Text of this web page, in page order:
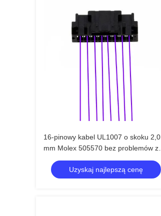
16-pinowy kabel UL1007 o skoku 2,0
mm Molex 505570 bez problemów z
przesyłaniem
Uzyskaj najlepszą cenę